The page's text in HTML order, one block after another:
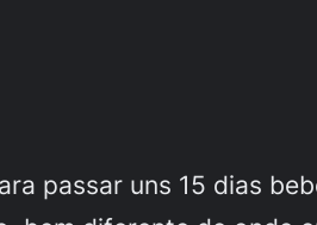
passar uns 15 dias